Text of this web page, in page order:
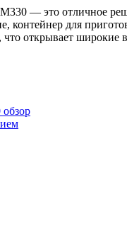
— это отличное
контейнер для
что открывает